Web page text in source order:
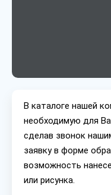
В каталоге нашей
необходимую для
сделав звонок
заявку в форме
возможность
или рисунка.